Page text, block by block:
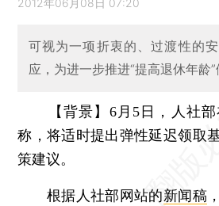
2012年06月08日 07:20
可视为一项折衷的、过渡性的
应，为进一步推进“提高退休年龄
【背景】6月5日，人社部
称，将适时提出弹性延迟领取
策建议。
根据人社部网站的新闻稿